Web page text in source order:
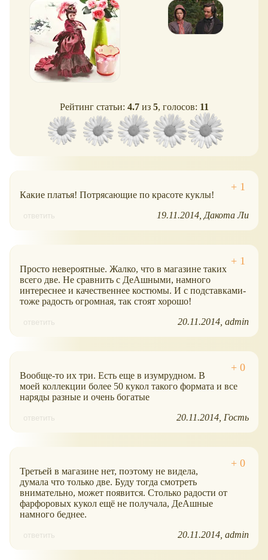
Рейтинг статьи: 4.7из 5, голосов: 11
Какие платья! Потрясающие по красоте куклы!
ответить 19.11.2014 Дакота Ли
Просто невероятные. Жалко, что в магазине таких
всего две. Не сравнить с ДеАшными, намного
интереснее и качественнее костюмы. И с подставками-
тоже радость огромная, так стоят хорошо!
ответить 20.11.2014 admin
Вообще-то их три. Есть еще в изумрудном. В
моей коллекции более 50 кукол такого формата и все
наряды разные и очень богатые
ответить 20.11.2014 Гость
Третьей в магазине нет, поэтому не видела,
думала что только две. Буду тогда смотреть
внимательно, может появится. Столько радости от
фарфоровых кукол ещё не получала, ДеАшные
намного беднее.
ответить 20.11.2014 admin